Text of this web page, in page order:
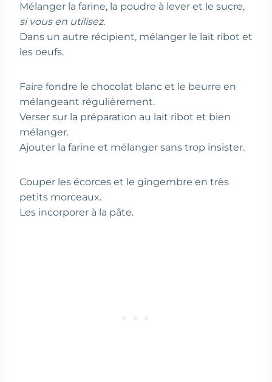
Mélanger la farine, la poudre à lever et le sucre,
si vous en utilisez.
Dans un autre récipient, mélanger le lait ribot et
les oeufs.
Faire fondre le chocolat blanc et le beurre en
mélangeant régulièrement.
Verser sur la préparation au lait ribot et bien
mélanger.
Ajouter la farine et mélanger sans trop insister.
Couper les écorces et le gingembre en très
petits morceaux.
Les incorporer à la pâte.